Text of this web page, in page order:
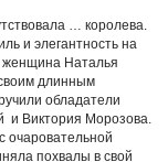
… королева.
и элегантность на
женщина Наталья
длинным
обладатели
и Виктория Морозова.
очаровательной
похвалы в свой